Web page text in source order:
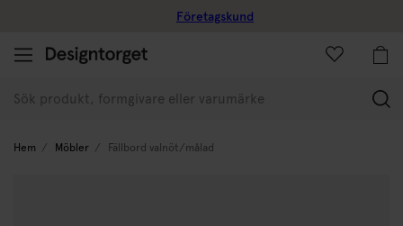
Företagskund
Hem Möbler Fällbord valnöt/målad